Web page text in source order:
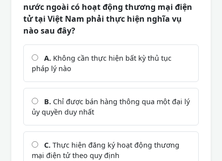
nước ngoài có hoạt động thương mại điện
tử tại Việt Nam phải thực hiện nghĩa vụ
nào sau đây?
A. Không cần thực hiện bất kỳ thủ tục
pháp lý nào
B. Chỉ được bán hàng thông qua một đại lý
ủy quyền duy nhất
C. Thực hiện đăng ký hoạt động thương
mại điện tử theo quy định